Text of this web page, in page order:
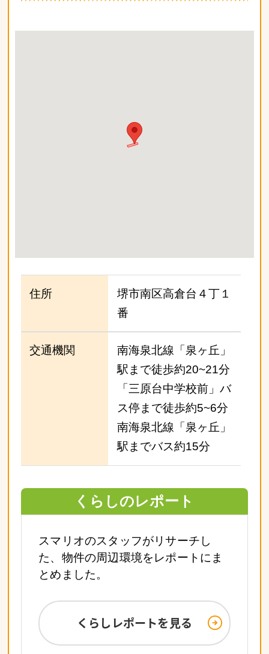
住所
堺市南区高倉台４丁１
番
交通機関
南海泉北線「泉ヶ丘」
駅まで徒歩約20~21分
「三原台中学校前」バ
ス停まで徒歩約5~6分
南海泉北線「泉ヶ丘」
駅までバス約15分
くらしのレポート
スマリオのスタッフがリサーチし
た、物件の周辺環境をレポートにま
とめました。
くらしレポートを見る